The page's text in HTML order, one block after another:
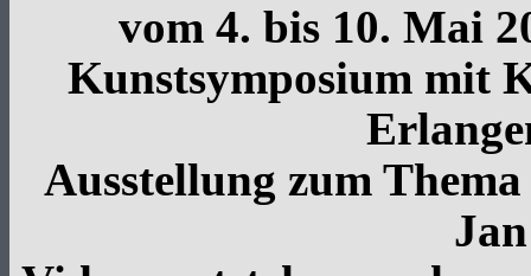
vom 4. bis 10. Mai
Kunstsymposium mit
Ausstellung zum